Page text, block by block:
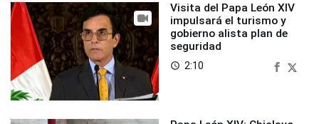
Visita del Papa León XIV
impulsará el turismo y
gobierno alista plan de
seguridad
access_time 2:10